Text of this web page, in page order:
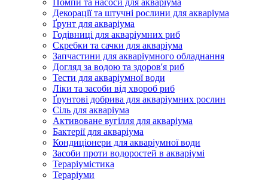
Помпи та насоси для акваріума
Декорації та штучні рослини для акваріума
Ґрунт для акваріума
Годівниці для акваріумних риб
Скребки та сачки для акваріума
Запчастини для акваріумного обладнання
Догляд за водою та здоров'я риб
Тести для акваріумної води
Ліки та засоби від хвороб риб
Ґрунтові добрива для акваріумних рослин
Сіль для акваріума
Активоване вугілля для акваріума
Бактерії для акваріума
Кондиціонери для акваріумної води
Засоби проти водоростей в акваріумі
Тераріумістика
Тераріуми